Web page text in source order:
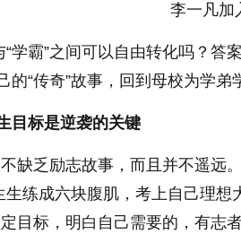
李一凡加
“学霸”之间可以自由转化吗？
的“传奇”故事，回到母校为学弟
目标是逆袭的关键
不缺乏励志故事，而且并不遥远
生练成六块腹肌，考上自己理想
目标，明白自己需要的，有志